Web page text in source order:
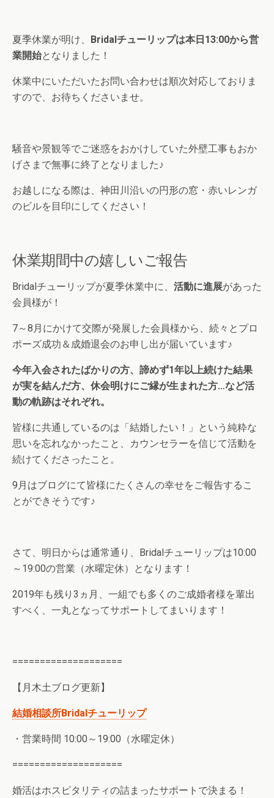
夏季休業が明け、 Bridalチューリップは本日13:00から営
業開始となりました！
休業中にいただいたお問い合わせは順次対応しておりま
すので、お待ちくださいませ。
騒音や景観等でご迷惑をおかけしていた外壁工事もおか
げさまで無事に終了となりました♪
お越しになる際は、神田川沿いの円形の窓・赤いレンガ
のビルを目印にしてください！
休業期間中の嬉しいご報告
Bridalチューリップが夏季休業中に、 活動に進展があった
会員様が！
7～8月にかけて交際が発展した会員様から、続々とプロ
ポーズ成功＆成婚退会のお申し出が届いています♪
今年入会されたばかりの方、諦めず1年以上続けた結果
が実を結んだ方、休会明けにご縁が生まれた方…など活
動の軌跡はそれぞれ。
皆様に共通しているのは「結婚したい！」という純粋な
思いを忘れなかったこと、カウンセラーを信じて活動を
続けてくださったこと。
9月はブログにて皆様にたくさんの幸せをご報告するこ
とができそうです♪
さて、明日からは通常通り、Bridalチューリップは10:00
～19:00の営業（水曜定休）となります！
2019年も残り3ヵ月、一組でも多くのご成婚者様を輩出
すべく、一丸となってサポートしてまいります！
====================
【月木土ブログ更新】
結婚相談所Bridalチューリップ
・営業時間 10:00～19:00（水曜定休）
====================
婚活はホスピタリティの詰まったサポートで決まる！